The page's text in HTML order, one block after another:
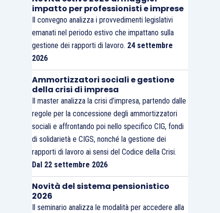
impatto per professionisti e imprese
Il convegno analizza i provvedimenti legislativi
emanati nel periodo estivo che impattano sulla
gestione dei rapporti di lavoro. 24 settembre
2026
Ammortizzatori sociali e gestione
della crisi di impresa
Il master analizza la crisi d’impresa, partendo dalle
regole per la concessione degli ammortizzatori
sociali e affrontando poi nello specifico CIG, fondi
di solidarietà e CIGS, nonché la gestione dei
rapporti di lavoro ai sensi del Codice della Crisi.
Dal 22 settembre 2026
Novità del sistema pensionistico
2026
Il seminario analizza le modalità per accedere alla